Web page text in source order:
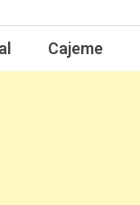
Cajeme